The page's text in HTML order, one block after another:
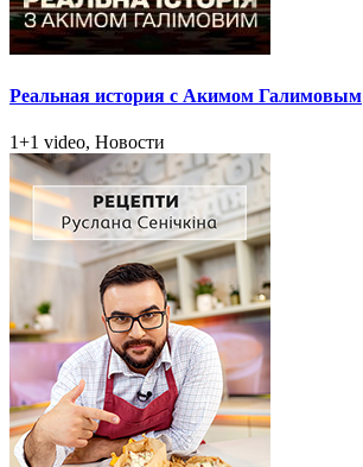
Реальная история с Акимом Галимовым
1+1 video, Новости